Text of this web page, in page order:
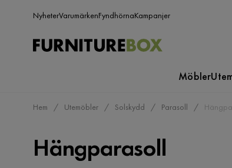
NyheterVarumärkenFyndhörnaKampanjer
Möbler
Hem Utemöbler Solskydd Parasoll
Hängparasoll